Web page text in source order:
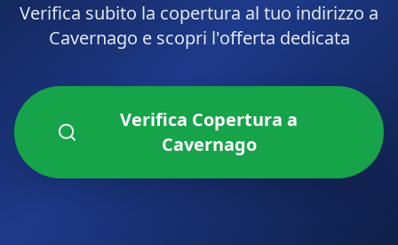
Verifica subito la copertura al tuo indirizzo a
Cavernago e scopri l'offerta dedicata
Verifica Copertura a
Cavernago